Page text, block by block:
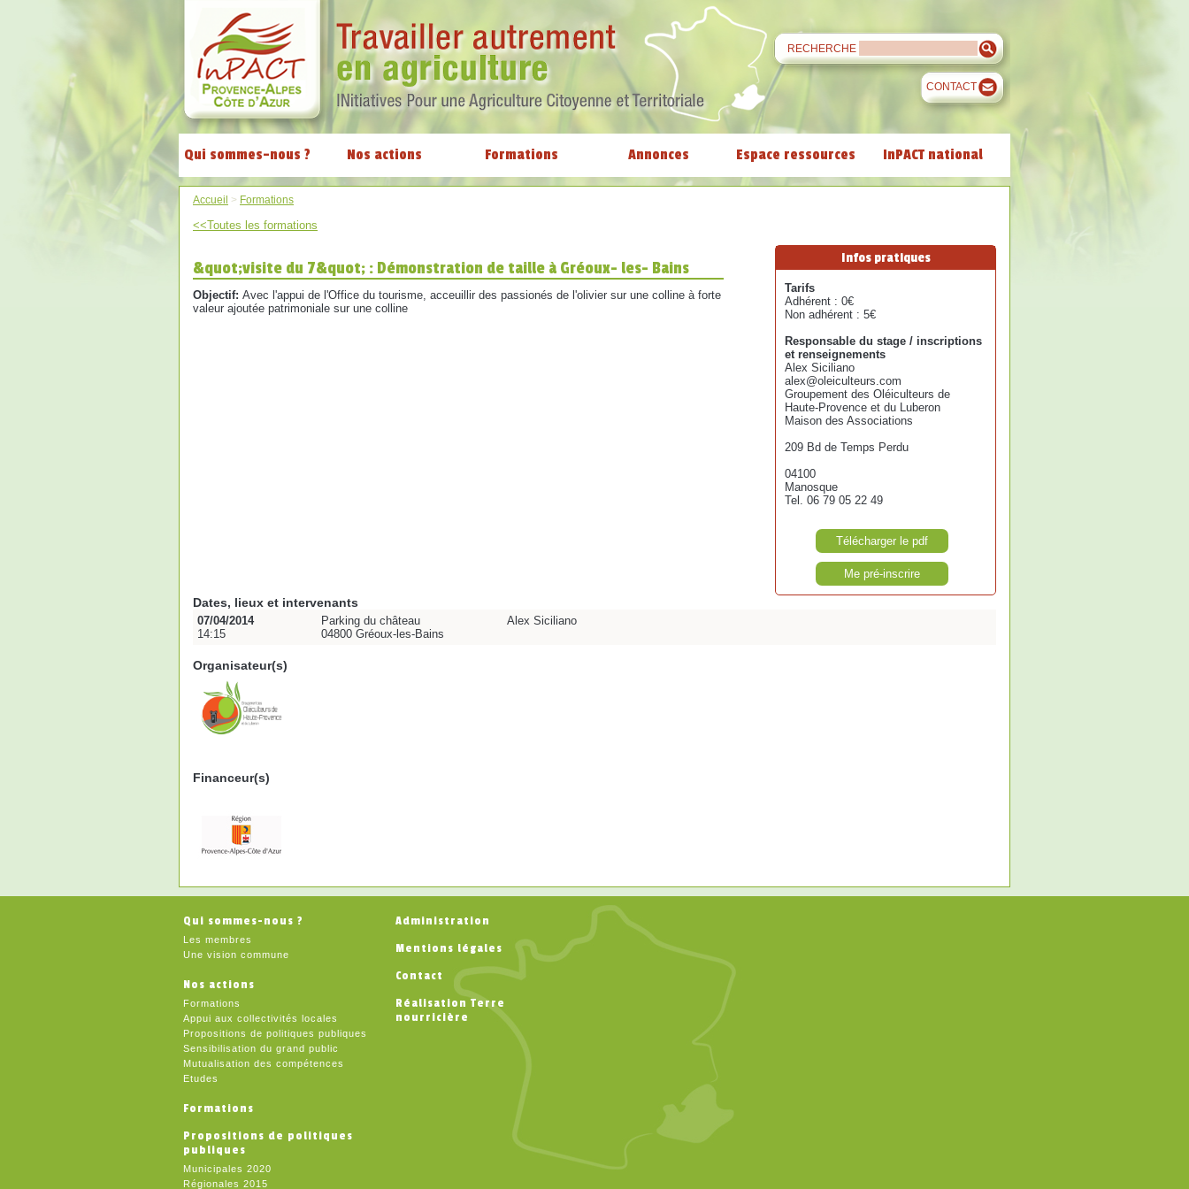
RECHERCHE
CONTACT
Qui sommes-nous ? Nos actions Formations Annonces Espace ressources InPACT national
Accueil > Formations
<<Toutes les formations
&quot;visite du 7&quot; : Démonstration de taille à Gréoux- les- Bains
Objectif: Avec l'appui de l'Office du tourisme, acceuillir des passionés de l'olivier sur une colline à forte
valeur ajoutée patrimoniale sur une colline
Infos pratiques
Tarifs
Adhérent : 0€
Non adhérent : 5€
Responsable du stage / inscriptions
et renseignements
Alex Siciliano
alex@oleiculteurs.com
Groupement des Oléiculteurs de
Haute-Provence et du Luberon
Maison des Associations
209 Bd de Temps Perdu
04100
Manosque
Tel. 06 79 05 22 49
Télécharger le pdf
Me pré-inscrire
Dates, lieux et intervenants
07/04/2014
14:15
Parking du château
04800 Gréoux-les-Bains
Alex Siciliano
Organisateur(s)
Financeur(s)
Qui sommes-nous ?
Les membres
Une vision commune
Nos actions
Formations
Appui aux collectivités locales
Propositions de politiques publiques
Sensibilisation du grand public
Mutualisation des compétences
Etudes
Formations
Propositions de politiques
publiques
Municipales 2020
Régionales 2015
Administration
Mentions légales
Contact
Réalisation Terre
nourricière